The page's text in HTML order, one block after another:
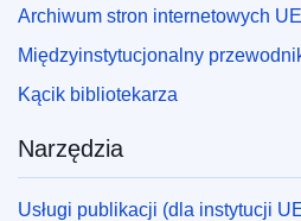
Archiwum stron internetowych UE
Międzyinstytucjonalny
Kącik bibliotekarza
Narzędzia
Usługi publikacji (dla instytucji